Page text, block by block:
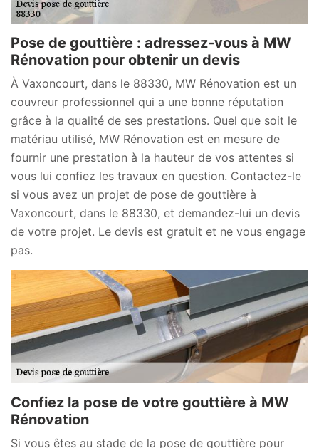
Pose de gouttière : adressez-vous à MW
Rénovation pour obtenir un devis
À Vaxoncourt, dans le 88330, MW Rénovation est un
couvreur professionnel qui a une bonne réputation
grâce à la qualité de ses prestations. Quel que soit le
matériau utilisé, MW Rénovation est en mesure de
fournir une prestation à la hauteur de vos attentes si
vous lui confiez les travaux en question. Contactez-le
si vous avez un projet de pose de gouttière à
Vaxoncourt, dans le 88330, et demandez-lui un devis
de votre projet. Le devis est gratuit et ne vous engage
pas.
Confiez la pose de votre gouttière à MW
Rénovation
Si vous êtes au stade de la pose de gouttière pour